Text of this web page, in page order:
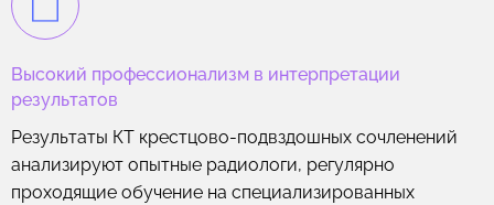
Высокий профессионализм в интерпретации
результатов
Результаты КТ крестцово-подвздошных сочленений
анализируют опытные радиологи, регулярно
проходящие обучение на специализированных